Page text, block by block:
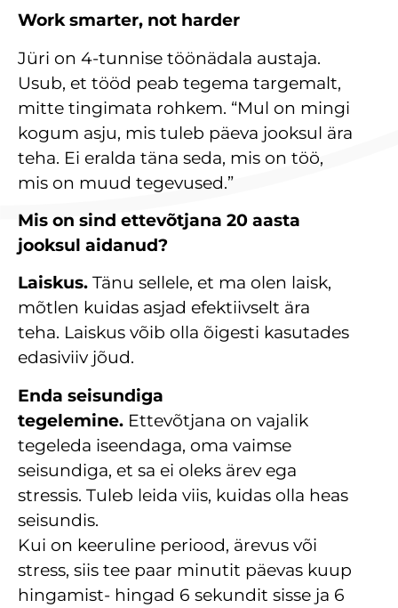
Work smarter, not harder
Jüri on 4-tunnise töönädala austaja.
Usub, et tööd peab tegema targemalt,
mitte tingimata rohkem. “Mul on mingi
kogum asju, mis tuleb päeva jooksul ära
teha. Ei eralda täna seda, mis on töö,
mis on muud tegevused.”
Mis on sind ettevõtjana 20 aasta
jooksul aidanud?
Laiskus. Tänu sellele, et ma olen laisk,
mõtlen kuidas asjad efektiivselt ära
teha. Laiskus võib olla õigesti kasutades
edasiviiv jõud.
Enda seisundiga
tegelemine. Ettevõtjana on vajalik
tegeleda iseendaga, oma vaimse
seisundiga, et sa ei oleks ärev ega
stressis. Tuleb leida viis, kuidas olla heas
seisundis.
Kui on keeruline periood, ärevus või
stress, siis tee paar minutit päevas kuup
hingamist- hingad 6 sekundit sisse ja 6